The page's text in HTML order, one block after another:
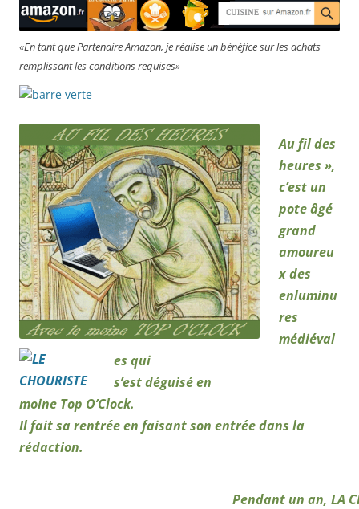
«En tant que Partenaire Amazon, je réalise un bénéfice sur les achats
remplissant les conditions requises»
Au fil des
heures »,
c’est un
pote âgé
grand
amoureu
xdes
enluminu
res
médiéval
es qui
s’estdéguiséen
moine Top O’Clock.
Il fait sa rentrée en faisant son entrée dans la
rédaction.
Pendant un an, LA